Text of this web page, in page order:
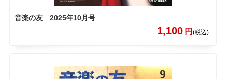
音楽の友 2025年10月号
1,100 円(税込)